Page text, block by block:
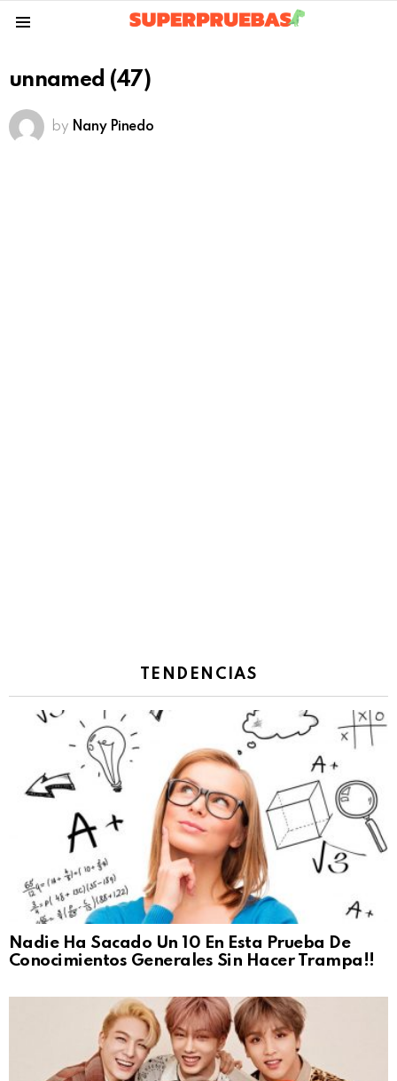
unnamed (47)
by Nany Pinedo
TENDENCIAS
Nadie Ha Sacado Un 10 En Esta Prueba De
Conocimientos Generales Sin Hacer Trampa!!